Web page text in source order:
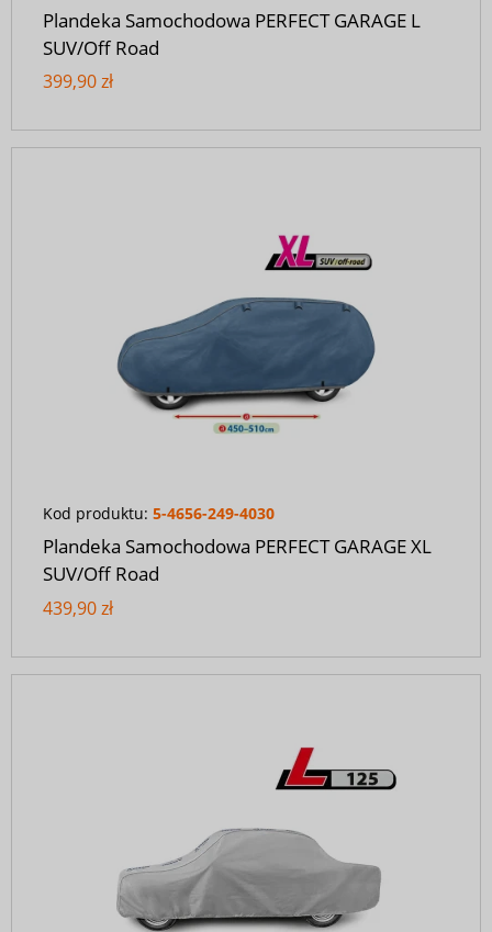
Plandeka Samochodowa PERFECT GARAGE L
SUV/Off Road
399,90 zł
Kod produktu: 5-4656-249-4030
Plandeka Samochodowa PERFECT GARAGE XL
SUV/Off Road
439,90 zł